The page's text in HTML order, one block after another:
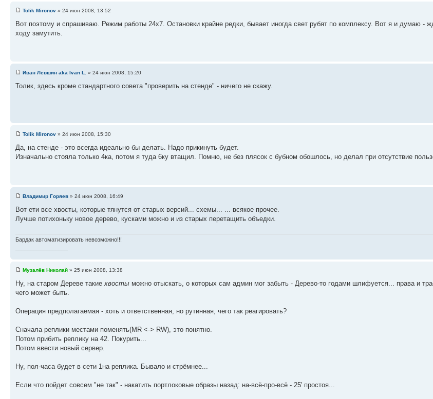
Tolik Mironov » 24 июн 2008, 13:52
Вот поэтому и спрашиваю. Режим работы 24х7. Остановки крайне редки, бывает иногда свет рубят по комплексу. Вот я и думаю -
ходу замутить.
Иван Левшин aka Ivan L.
» 24 июн 2008, 15:20
Толик, здесь кроме стандартного совета "проверить на стенде" - ничего не скажу.
Tolik Mironov » 24 июн 2008, 15:30
Да, на стенде - это всегда идеально бы делать. Надо прикинуть будет.
Изначально стояла только 4ка, потом я туда 6ку втащил. Помню, не без плясок с бубном обошлось, но делал при отсутствие
Владимир Горяев » 24 июн 2008, 16:49
Вот ети все хвосты, которые тянутся от старых версий... схемы... ... всякое прочее.
Лучше потихоньку новое дерево, кусками можно и из старых перетащить объедки.
Бардак автоматизировать невозможно!!!
Музалёв Николай » 25 июн 2008, 13:38
Ну, на старом Дереве такиехвосты можно отыскать, о которых сам админ мог забыть - Дерево-то годами шлифуется... права и
чего может быть.
Операция предполагаемая - хоть и ответственная, но рутинная, чего так реагировать?
Сначала реплики местами поменять(MR <-> RW), это понятно.
Потом прибить реплику на 42. Покурить...
Потом ввести новый сервер.
Ну, пол-часа будет в сети 1на реплика. Бывало и стрёмнее...
Если что пойдет совсем "не так" - накатить портлоковые образы назад: на-всё-про-всё - 25' простоя...